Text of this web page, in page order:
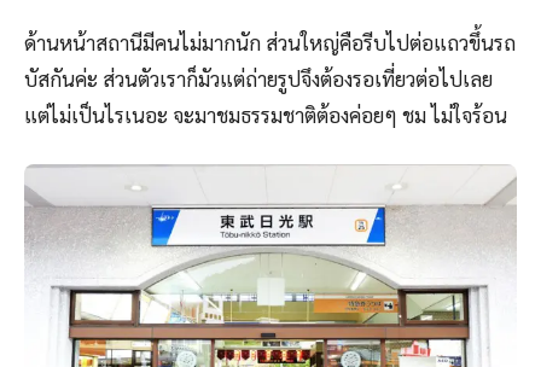
ด้านหน้าสถานีมีคนไม่มากนัก ส่วนใหญ่คือรีบไปต่อแถวขึ้นรถ
บัสกันค่ะ ส่วนตัวเราก็มัวแต่ถ่ายรูปจึงต้องรอเที่ยวต่อไปเลย
แต่ไม่เป็นไรเนอะ จะมาชมธรรมชาติต้องค่อยๆ ชม ไม่ใจร้อน